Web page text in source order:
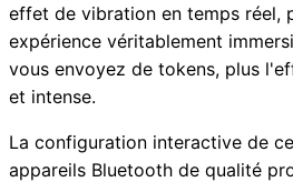
effet de vibration en temps réel,
expérience véritablement
vous envoyez de tokens, plus
et intense.
La configuration interactive de
appareils Bluetooth de qualité